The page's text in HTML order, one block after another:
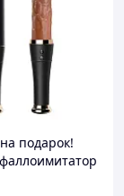
подарок!